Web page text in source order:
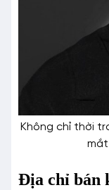
Không chỉ thời
Địa chỉ bán